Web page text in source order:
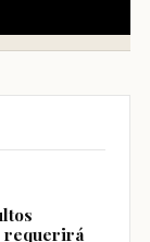
requerirá